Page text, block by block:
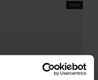
FW25